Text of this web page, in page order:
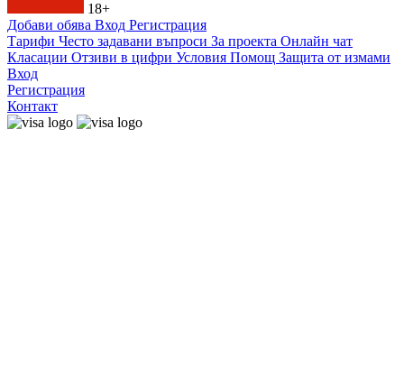
18+
Добави обява Вход Регистрация
Тарифи Често задавани въпроси За проекта Онлайн чат
Класации Отзиви в цифри Условия Помощ Защита от измами
Вход
Регистрация
Контакт